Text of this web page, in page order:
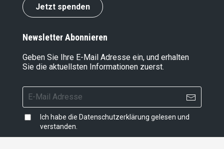
Jetzt spenden
Newsletter Abonnieren
Geben Sie Ihre E-Mail Adresse ein, und erhalten
Sie die aktuellsten Informationen zuerst.
Ich habe die Datenschutzerklärung gelesen und
verstanden.